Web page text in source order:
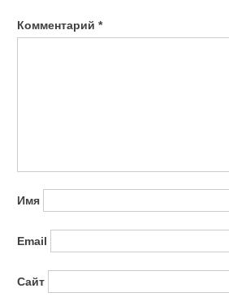
Комментарий *
Имя
Email
Сайт